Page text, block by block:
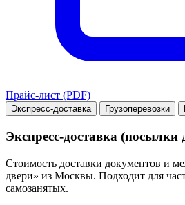
Прайс-лист (PDF)
Экспресс-доставка Грузоперевозки
Экспресс-доставка (посылки
Стоимость доставки документов и
двери» из Москвы. Подходит для
самозанятых.